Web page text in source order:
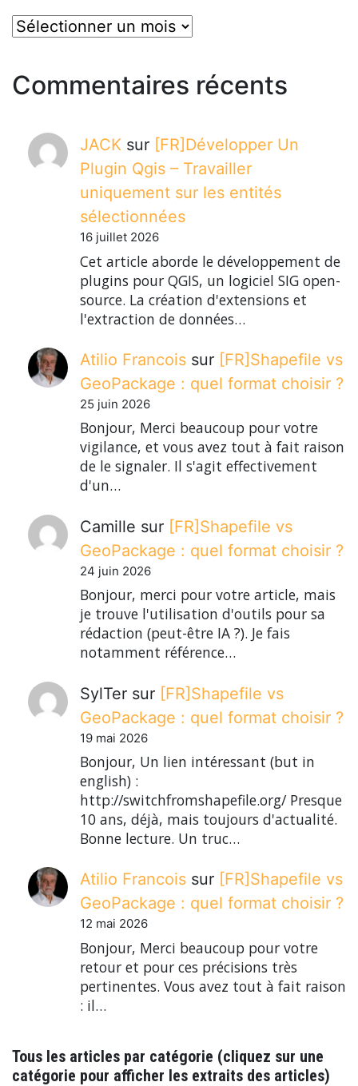
posts
Commentaires récents
JACK sur [FR]Développer Un
Plugin Qgis – Travailler
uniquement sur les entités
sélectionnées
16 juillet 2026
Cet article aborde le développement de
plugins pour QGIS, un logiciel SIG open-
source. La création d'extensions et
l'extraction de données…
Atilio Francois sur [FR]Shapefile vs
GeoPackage : quel format choisir ?
25 juin 2026
Bonjour, Merci beaucoup pour votre
vigilance, et vous avez tout à fait raison
de le signaler. Il s'agit effectivement
d'un…
Camille sur [FR]Shapefile vs
GeoPackage : quel format choisir ?
24 juin 2026
Bonjour, merci pour votre article, mais
je trouve l'utilisation d'outils pour sa
rédaction (peut-être IA ?). Je fais
notamment référence…
SylTer sur [FR]Shapefile vs
GeoPackage : quel format choisir ?
19 mai 2026
Bonjour, Un lien intéressant (but in
english) :
http://switchfromshapefile.org/ Presque
10 ans, déjà, mais toujours d'actualité.
Bonne lecture. Un truc…
Atilio Francois sur [FR]Shapefile vs
GeoPackage : quel format choisir ?
12 mai 2026
Bonjour, Merci beaucoup pour votre
retour et pour ces précisions très
pertinentes. Vous avez tout à fait raison
: il…
Tous les articles par catégorie (cliquez sur une
catégorie pour afficher les extraits des articles)